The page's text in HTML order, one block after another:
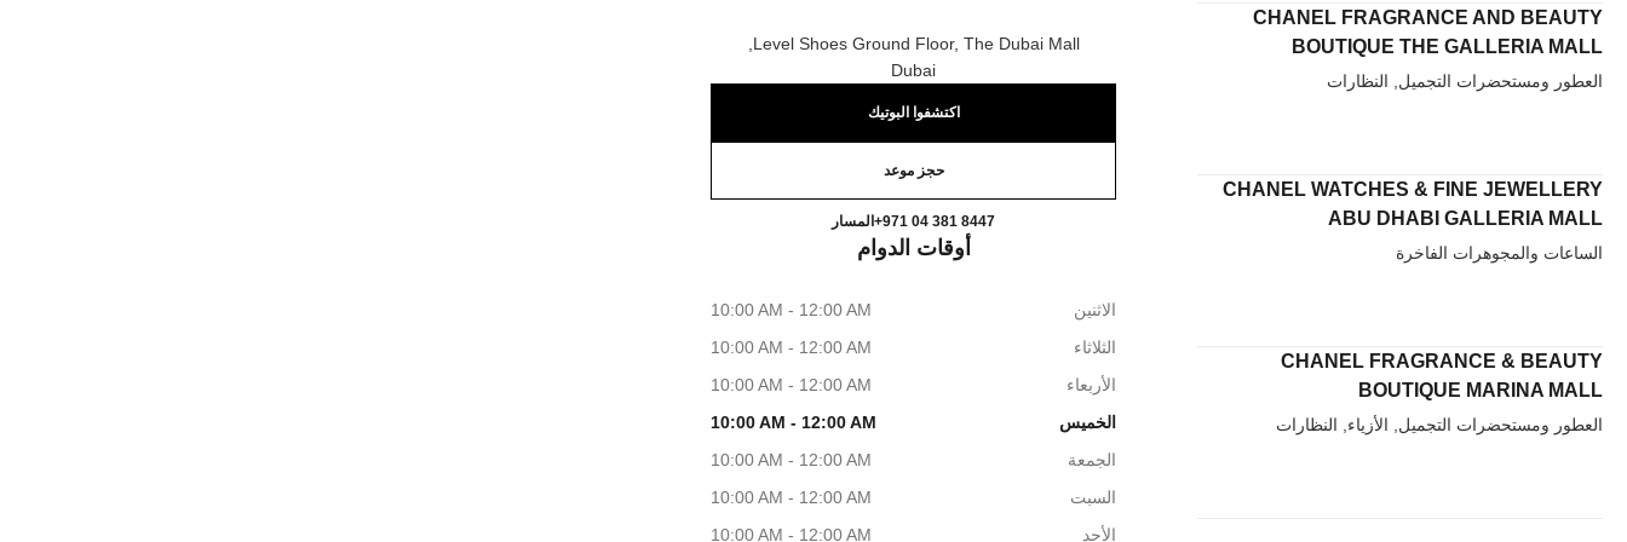
CHANEL FRAGRANCE AND BEAUTY
BOUTIQUE THE GALLERIA MALL
العطور ومستحضرات التجميل, النظارات
CHANEL WATCHES & FINE JEWELLERY
ABU DHABI GALLERIA MALL
الساعات والمجوهرات الفاخرة
CHANEL FRAGRANCE & BEAUTY
BOUTIQUE MARINA MALL
العطور ومستحضرات التجميل, الأزياء, النظارات
Level Shoes Ground Floor, The Dubai Mall,
Dubai
اكتشفوا البوتيك
حجز موعد
اتصال
+971 04 381 8447 المسارCHANEL LEVEL SHOES
أوقات الدوام
الاثنين
10:00 AM - 12:00 AM
الثلاثاء
10:00 AM - 12:00 AM
الأربعاء
10:00 AM - 12:00 AM
الخميس
10:00 AM - 12:00 AM
الجمعة
10:00 AM - 12:00 AM
السبت
10:00 AM - 12:00 AM
الأحد
10:00 AM - 12:00 AM